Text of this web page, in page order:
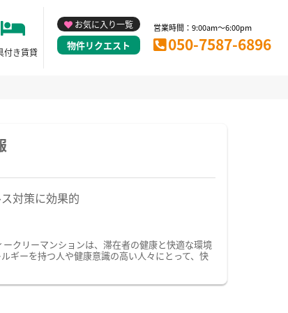
付き賃貸
お気に入り一覧
物件リクエスト
営業時間：9:00am～6:00pm
050-7587-6896
対策に効果的
クリーマンションは、滞在者の健康と快適な環境
ギーを持つ人や健康意識の高い人々にとって、快